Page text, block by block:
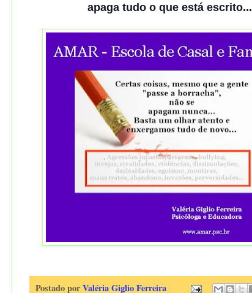
apaga tudo o que está escrito...
Postado porValéria Giglio Ferreira